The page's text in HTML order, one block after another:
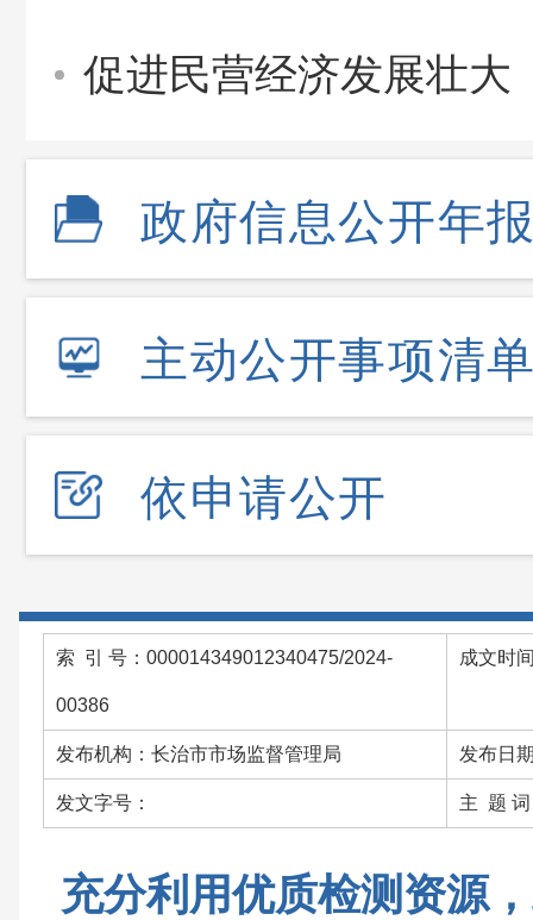
促进民营经济发展壮大
政府信息公开年
主动公开事项清
依申请公开
索 引 号：000014349012340475/2024-
00386
成文时
发布机构：长治市市场监督管理局 发布日
发文字号： 主 题 词
充分利用优质检测资源